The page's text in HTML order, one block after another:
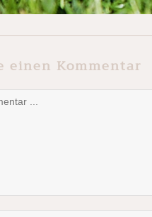
einen Kommentar